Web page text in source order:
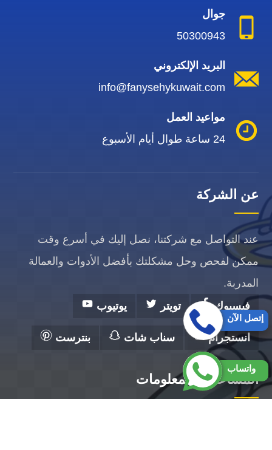
جوال
50300943
البريد الإلكتروني
info@fanysehykuwait.com
مواعيد العمل
24 ساعة طوال أيام الأسبوع
عن الشركة
عند التواصل مع شركتنا، نصل إليك في أسرع وقت
ممكن لفحص وحل مشكلتك بأفضل الأدوات والعمالة
المدربة.
فيسبوك
تويتر يوتيوب
انستجرام سناب شات بنترست
المساعدة والمعلومات
واتساب
إتصل الآن